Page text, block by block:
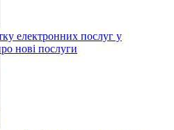
електронних послуг у
нові послуги